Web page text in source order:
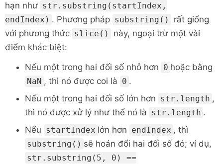
hạn như str.substring(startIndex,
endIndex) . Phương pháp substring()
rất giống
với phương thức slice()
này, ngoại trừ một vài
điểm khác biệt:
Nếu một trong hai đối số nhỏ hơn 0 hoặc bằng
NaN , thì nó được coi là 0 .
Nếu một trong hai đối số lớn hơn str.length ,
thì nó được xử lý như thể nó là str.length .
Nếu startIndex lớn hơn endIndex , thì
substring() sẽ hoán đổi hai đối số đó; ví dụ,
str.substring(5, 0) ==